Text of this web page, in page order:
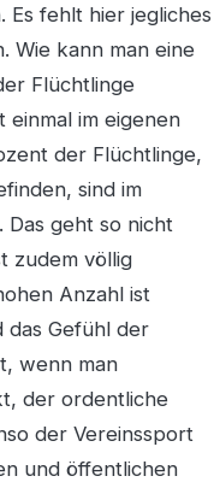
Es fehlt hier jegliches
Wie kann man eine
Flüchtlinge
im eigenen
der Flüchtlinge,
sind im
geht so nicht
zudem völlig
Anzahl ist
das Gefühl der
wenn man
der ordentliche
der Vereinssport
und öffentlichen